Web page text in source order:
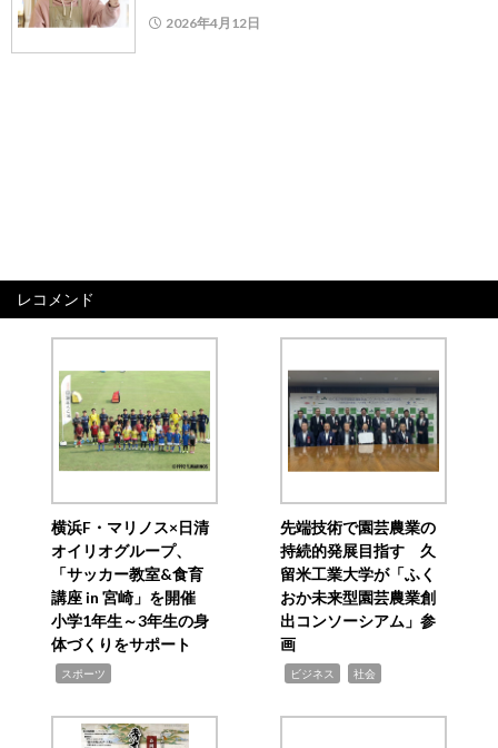
2026年4月12日
レコメンド
横浜F・マリノス×日清
オイリオグループ、
「サッカー教室&食育
講座 in 宮崎」を開催
小学1年生～3年生の身
体づくりをサポート
スポーツ
先端技術で園芸農業の
持続的発展目指す 久
留米工業大学が「ふく
おか未来型園芸農業創
出コンソーシアム」参
画
ビジネス 社会